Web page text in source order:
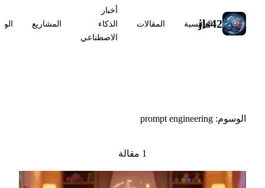
jls42
الرئيسية المقالات
أخبار
الذكاء
الاصطناعي
المشاريع
الوسوم: prompt engineering
1 مقالة